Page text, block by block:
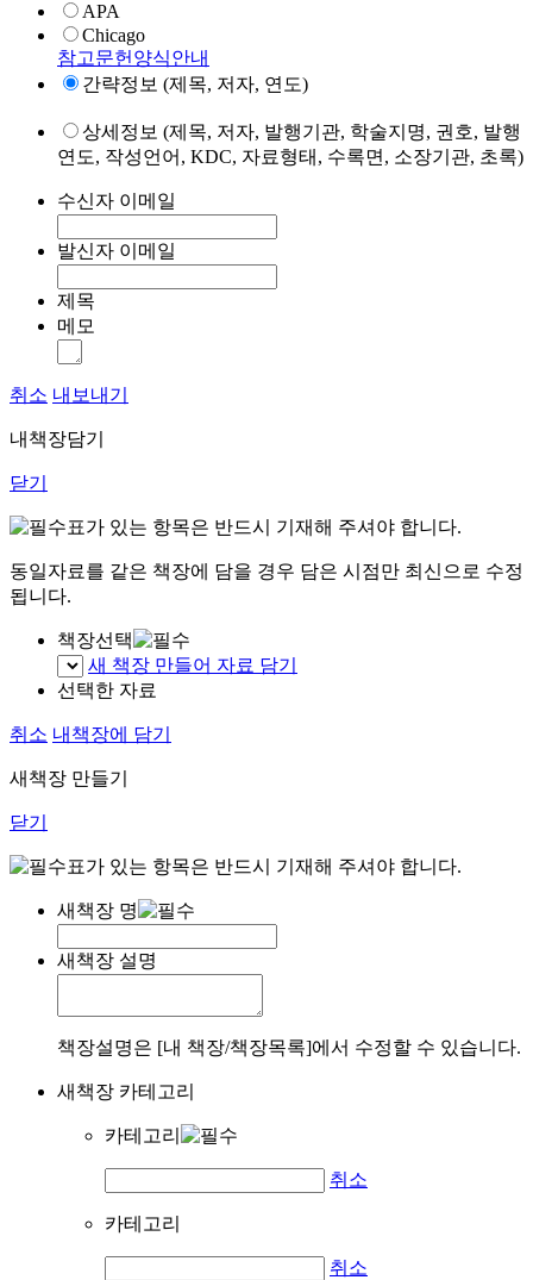
APA
Chicago
참고문헌양식안내
간략정보 (제목, 저자, 연도)
상세정보 (제목, 저자, 발행기관, 학술지명, 권호, 발행
연도, 작성언어, KDC, 자료형태, 수록면, 소장기관, 초록)
수신자 이메일
발신자 이메일
제목
메모
취소 내보내기
내책장담기
닫기
표가 있는 항목은 반드시 기재해 주셔야 합니다.
동일자료를 같은 책장에 담을 경우 담은 시점만 최신으로 수정
됩니다.
책장선택
새 책장 만들어 자료 담기
선택한 자료
취소 내책장에 담기
새책장 만들기
닫기
표가 있는 항목은 반드시 기재해 주셔야 합니다.
새책장 명
새책장 설명
책장설명은 [내 책장/책장목록]에서 수정할 수 있습니다.
새책장 카테고리
카테고리
취소
카테고리
취소